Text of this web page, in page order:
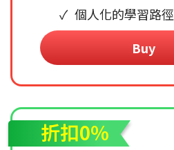
個人化的學習路徑
Buy
折扣0%